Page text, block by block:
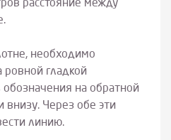
расстояние между
необходимо
ровной гладкой
обозначения на обратной
внизу. Через обе эти
линию.